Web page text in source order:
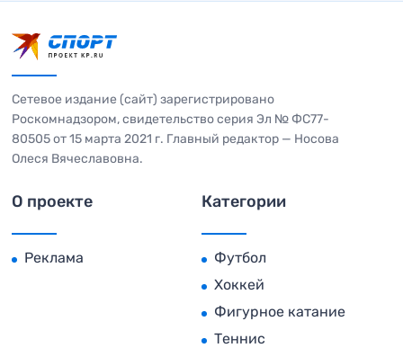
Сетевое издание (сайт) зарегистрировано
Роскомнадзором, свидетельство серия Эл № ФС77-
80505 от 15 марта 2021 г. Главный редактор — Носова
Олеся Вячеславовна.
О проекте
Реклама
Категории
Футбол
Хоккей
Фигурное катание
Теннис